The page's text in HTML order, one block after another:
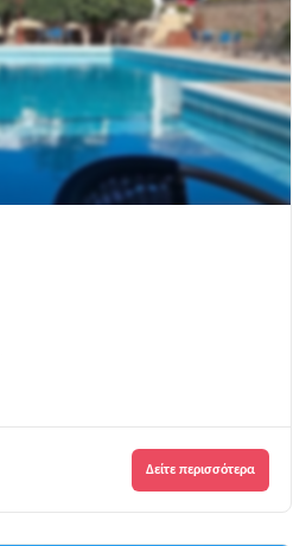
Δείτε περισσότερα